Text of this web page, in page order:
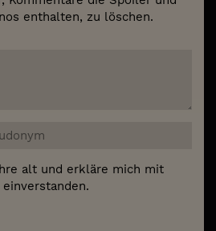
enthalten, zu löschen.
alt und erkläre mich mit
einverstanden.